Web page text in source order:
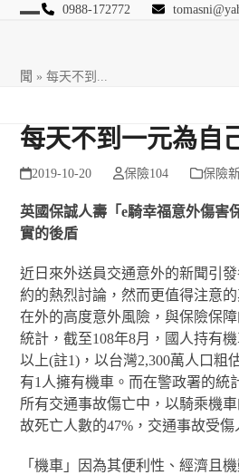
Skip
0988-172772
匯豐國際風險管理
聞 »每天不到...
每天不到一元為自
2019-10-20 保險104 保險
英國保誠人壽「e騎幸福意外傷害
實的後盾
近日來外送員交通意外的新聞引
約的熱烈討論，然而更值得注意
在外的高度意外風險，與保險保
統計，截至108年8月，國人持有
以上(註1) ，以台灣2,300萬人口粗
有1人擁有機車。而在警政署的統
所有交通事故傷亡中，以騎乘機
故死亡人數的47%，交通事故受傷
「機車」因為其便利性、經濟且